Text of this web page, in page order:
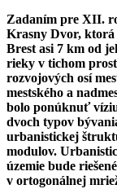
Zadaním pre XII.
Krasny Dvor, ktorá
Brest asi 7 km od
rieky v tichom
rozvojových osí
mestského a
bolo ponúknuť
dvoch typov
urbanistickej
modulov.
územie bude
v ortogonálnej